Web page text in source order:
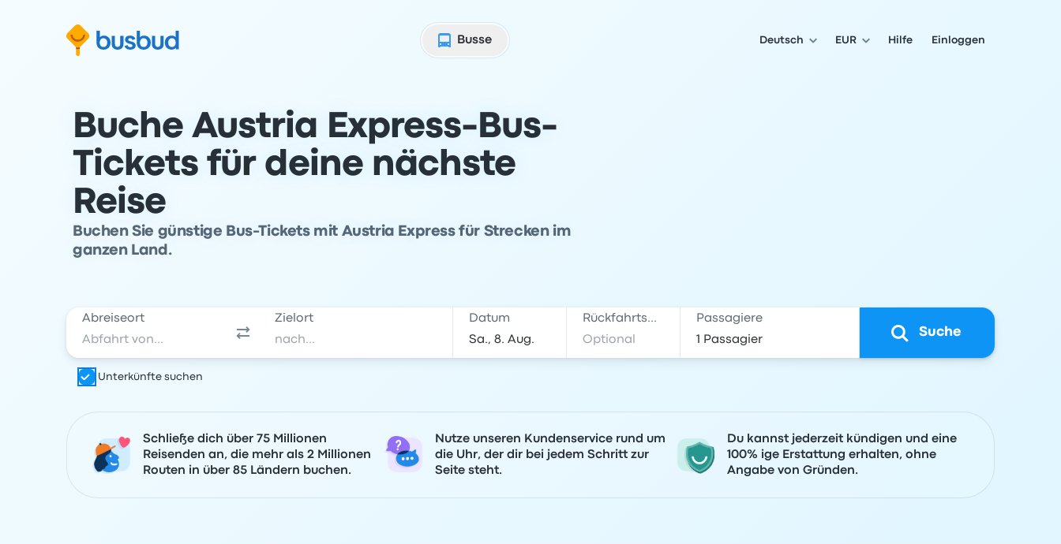
Busse
Deutsch EUR Hilfe Einloggen
Buche Austria Express-Bus-
Tickets für deine nächste
Reise
Buchen Sie günstige Bus-Tickets mit Austria Express für Strecken im
ganzen Land.
Abreiseort Zielort Datum Rückfahrtsdatum Passagiere
Suche
Unterkünfte suchen
Schließe dich über 75 Millionen
Reisenden an, die mehr als 2 Millionen
Routen in über 85 Ländern buchen.
Nutze unseren Kundenservice rund um
die Uhr, der dir bei jedem Schritt zur
Seite steht.
Du kannst jederzeit kündigen und eine
100% ige Erstattung erhalten, ohne
Angabe von Gründen.